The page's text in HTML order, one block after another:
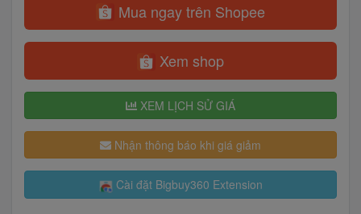
Mua ngay trên Shopee
Xem shop
XEM LỊCH SỬ GIÁ
Nhận thông báo khi giá giảm
Cài đặt Bigbuy360 Extension